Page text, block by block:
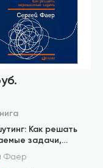
Как решать
задачи,
на проблему с
стороны
Фаер